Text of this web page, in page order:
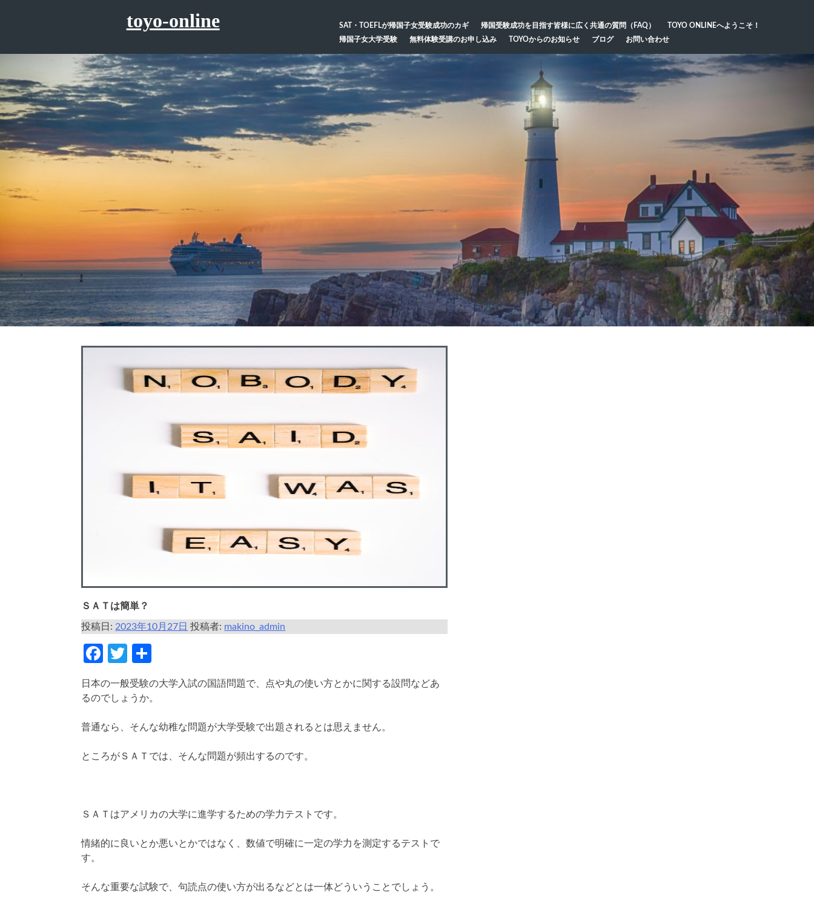
へ
ス
キ
ッ
プ
toyo-online SAT・TOEFLが帰国子女受験成功のカギ 帰国受験成功を目指す皆様に広く共通の質問（FAQ）
TOYO ONLINEへようこそ！
帰国子女大学受験
無料体験受講のお申し込み TOYOからのお知らせ ブログ お問い合わせ
ＳＡＴは簡単？
投稿日:2023年10月27日 投稿者: makino_admin
Facebook
Twitter
日本の一般受験の大学入試の国語問題で、点や丸の使い方とかに関する設問などあ
るのでしょうか。
普通なら、そんな幼稚な問題が大学受験で出題されるとは思えません。
ところがＳＡＴでは、そんな問題が頻出するのです。
ＳＡＴはアメリカの大学に進学するための学力テストです。
情緒的に良いとか悪いとかではなく、数値で明確に一定の学力を測定するテストで
す。
そんな重要な試験で、句読点の使い方が出るなどとは一体どういうことでしょう。